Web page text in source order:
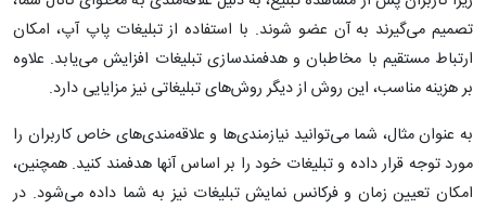
تصمیم می‌گیرند به آن عضو شوند. با استفاده از تبلیغات پاپ آپ، امکان
ارتباط مستقیم با مخاطبان و هدفمندسازی تبلیغات افزایش می‌یابد. علاوه
بر هزینه مناسب، این روش از دیگر روش‌های تبلیغاتی نیز مزایایی دارد.
به عنوان مثال، شما می‌توانید نیازمندی‌ها و علاقه‌مندی‌های خاص کاربران را
مورد توجه قرار داده و تبلیغات خود را بر اساس آنها هدفمند کنید. همچنین،
امکان تعیین زمان و فرکانس نمایش تبلیغات نیز به شما داده می‌شود. در